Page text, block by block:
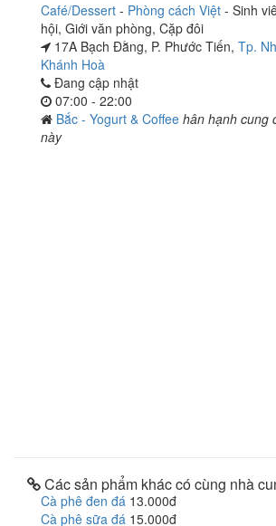
Café/Dessert - Phòng cách Việt - Sinh
hội, Giới văn phòng, Cặp đôi
17A Bạch Đằng, P. Phước Tiến, Tp.
Khánh Hoà
Đang cập nhật
07:00 - 22:00
Bắc - Yogurt & Coffee hân hạnh cung
này
Các sản phẩm khác có cùng nhà
Cà phê đen đá 13.000đ
Cà phê sữa đá 15.000đ